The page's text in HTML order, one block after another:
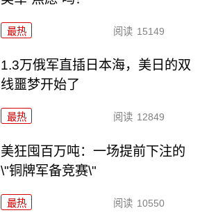
最热 阅读 15149
1.3万俄军直插日本海，美日的双
线噩梦开始了
最热 阅读 12849
美狂囤百万吨：一场提前下注的
\"铜牌军备竞赛\"
最热 阅读 10550